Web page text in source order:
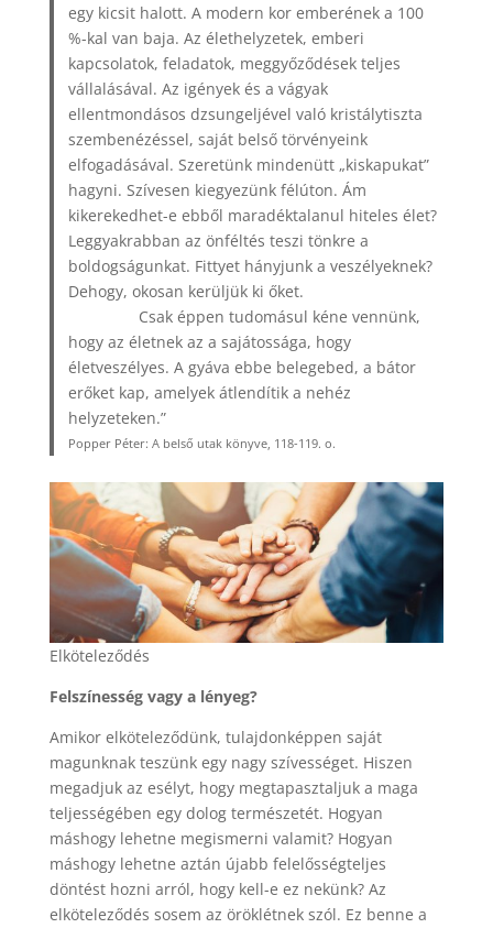
egy kicsit halott. A modern kor emberének a 100
%-kal van baja. Az élethelyzetek, emberi
kapcsolatok, feladatok, meggyőződések teljes
vállalásával. Az igények és a vágyak
ellentmondásos dzsungeljével való kristálytiszta
szembenézéssel, saját belső törvényeink
elfogadásával. Szeretünk mindenütt „kiskapukat”
hagyni. Szívesen kiegyezünk félúton. Ám
kikerekedhet-e ebből maradéktalanul hiteles élet?
Leggyakrabban az önféltés teszi tönkre a
boldogságunkat. Fittyet hányjunk a veszélyeknek?
Dehogy, okosan kerüljük ki őket.
Csak éppen tudomásul kéne vennünk,
hogy az életnek az a sajátossága, hogy
életveszélyes. A gyáva ebbe belegebed, a bátor
erőket kap, amelyek átlendítik a nehéz
helyzeteken.”
Popper Péter: A belső utak könyve, 118-119. o.
Elköteleződés
Felszínesség vagy a lényeg?
Amikor elköteleződünk, tulajdonképpen saját
magunknak teszünk egy nagy szívességet. Hiszen
megadjuk az esélyt, hogy megtapasztaljuk a maga
teljességében egy dolog természetét. Hogyan
máshogy lehetne megismerni valamit? Hogyan
máshogy lehetne aztán újabb felelősségteljes
döntést hozni arról, hogy kell-e ez nekünk? Az
elköteleződés sosem az öröklétnek szól. Ez benne a